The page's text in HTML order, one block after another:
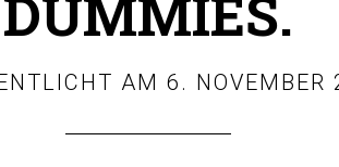
DUMMIES.
AM6. NOVEMBER